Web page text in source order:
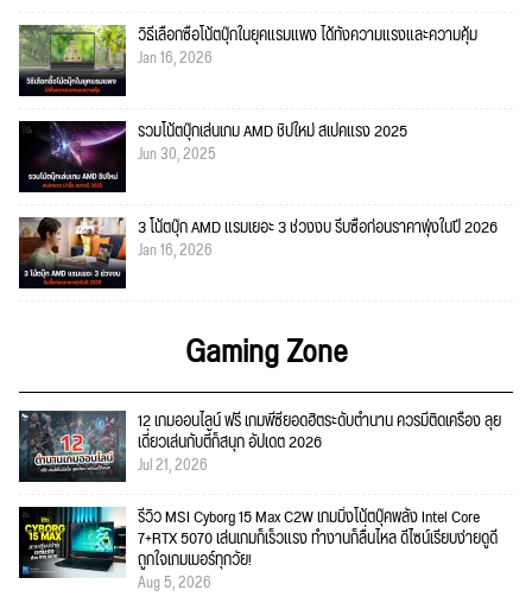
วิธีเลือกซื้อโน้ตบุ๊กในยุคแรมแพง ได้ทั้งความแรงและความคุ้ม
Jan 16, 2026
รวมโน้ตบุ๊กเล่นเกม AMD ชิปใหม่ สเปคแรง 2025
Jun 30, 2025
3 โน้ตบุ๊ก AMD แรมเยอะ 3 ช่วงงบ รีบซื้อก่อนราคาพุ่งในปี 2026
Jan 16, 2026
Gaming Zone
12 เกมออนไลน์ ฟรี เกมพีซียอดฮิตระดับตำนาน ควรมีติดเครื่อง ลุย
เดี่ยวเล่นกับตี้ก็สนุก อัปเดต 2026
Jul 21, 2026
รีวิว MSI Cyborg 15 Max C2W เกมมิ่งโน้ตบุ๊คพลัง Intel Core
7+RTX 5070 เล่นเกมก็เร็วแรง ทำงานก็ลื่นไหล ดีไซน์เรียบง่ายดูดี
ถูกใจเกมเมอร์ทุกวัย!
Aug 5, 2026